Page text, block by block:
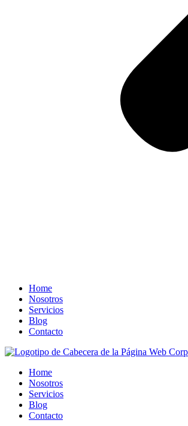
Home
Nosotros
Servicios
Blog
Contacto
Home
Nosotros
Servicios
Blog
Contacto